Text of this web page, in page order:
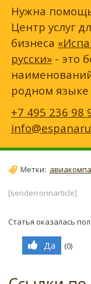
Нужна
Центр услуг
бизнеса
русски» - это
родном
+7 495 236 98
Метки:
[senderrorinarticle]
Статья оказалась
Да (0)